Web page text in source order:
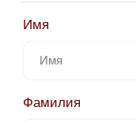
Имя
Фамилия